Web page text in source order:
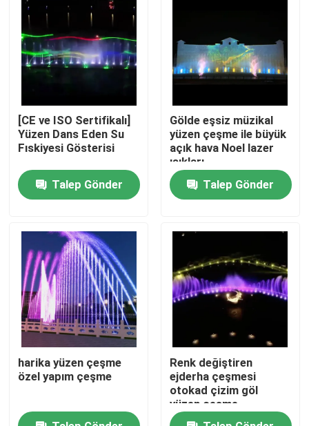
Ana sayfa
Ürünler
Hakkımızda
Fabrika turu
Kalite kontrol
Bize ulaşın
Teklif isteği
yüzen çeşme
Göl Çeşmeleri
müzikal çeşme
[CE ve ISO Sertifikalı]
Yüzen Dans Eden Su
Fıskiyesi Gösterisi
Talep Gönder
Gölde eşsiz müzikal
yüzen çeşme ile büyük
açık hava Noel lazer
ışıkları
Talep Gönder
harika yüzen çeşme
özel yapım çeşme
Renk değiştiren
ejderha çeşmesi
otokad çizim göl
yüzen çeşme